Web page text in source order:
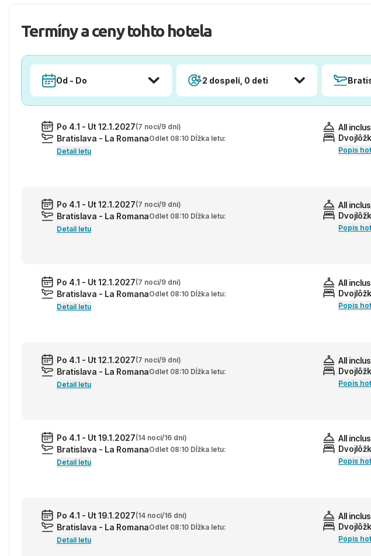
Termíny a ceny tohto hotela
Od - Do 2 dospelí, 0 deti
Po 4.1 - Ut 12.1.2027(7 nocí/9 dní)
Bratislava - La RomanaOdlet 08:10 Dĺžka letu:
Detail letu
All
Popis
Po 4.1 - Ut 12.1.2027(7 nocí/9 dní)
Bratislava - La RomanaOdlet 08:10 Dĺžka letu:
Detail letu
All
Popis
Po 4.1 - Ut 12.1.2027(7 nocí/9 dní)
Bratislava - La RomanaOdlet 08:10 Dĺžka letu:
Detail letu
All
Popis
Po 4.1 - Ut 12.1.2027(7 nocí/9 dní)
Bratislava - La RomanaOdlet 08:10 Dĺžka letu:
Detail letu
All
Popis
Po 4.1 - Ut 19.1.2027(14 nocí/16 dní)
Bratislava - La RomanaOdlet 08:10 Dĺžka letu:
Detail letu
All
Popis
Po 4.1 - Ut 19.1.2027(14 nocí/16 dní)
Bratislava - La RomanaOdlet 08:10 Dĺžka letu:
Detail letu
All
Popis